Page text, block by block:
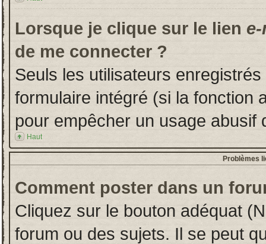
Lorsque je clique sur le lien
de me connecter ?
Seuls les utilisateurs
formulaire intégré (si la fonction
pour empêcher un usage abusif
Haut
Problèmes
Comment poster dans un
Cliquez sur le bouton adéquat
forum ou des sujets. Il se peut